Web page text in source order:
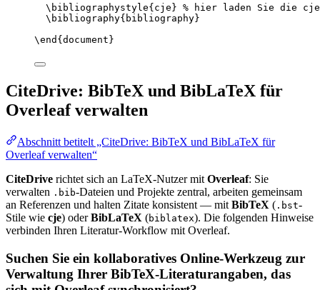
\bibliographystyle{cje} % hier laden Sie die
\bibliography{bibliography}
\end { document }
CiteDrive: BibTeX und BibLaTeX für
Overleaf verwalten
Abschnitt betitelt „CiteDrive: BibTeX und BibLaTeX für
Overleaf verwalten“
CiteDrive richtet sich an LaTeX-Nutzer mit Overleaf: Sie
verwalten .bib-Dateien und Projekte zentral, arbeiten gemeinsam
an Referenzen und halten Zitate konsistent — mit BibTeX ( .bst-
Stile wie cje) oderBibLaTeX (biblatex). Die folgenden Hinweise
verbinden Ihren Literatur-Workflow mit Overleaf.
Suchen Sie ein kollaboratives Online-Werkzeug zur
Verwaltung Ihrer BibTeX-Literaturangaben, das